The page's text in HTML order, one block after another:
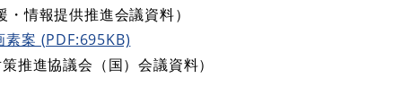
供推進会議資料）
案 (PDF:695KB)
議会（国）会議資料）